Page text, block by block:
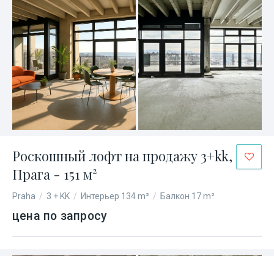
Роскошный лофт на продажу 3+kk,
Прага - 151 м²
Praha / 3 + KK / Интерьер 134 m² / Балкон 17 m²
цена по запросу